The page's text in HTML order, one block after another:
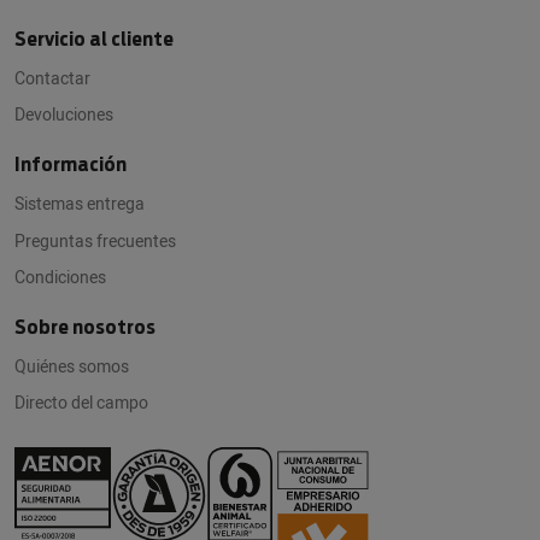
Servicio al cliente
Contactar
Devoluciones
Información
Sistemas entrega
Preguntas frecuentes
Condiciones
Sobre nosotros
Quiénes somos
Directo del campo